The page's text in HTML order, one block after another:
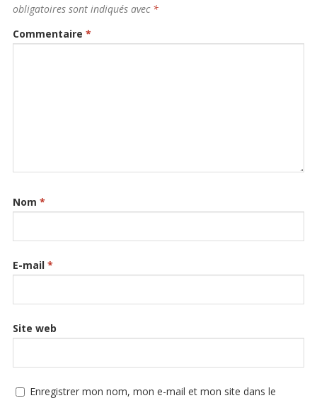
obligatoires sont indiqués avec *
Commentaire *
Nom *
E-mail *
Site web
Enregistrer mon nom, mon e-mail et mon site dans le